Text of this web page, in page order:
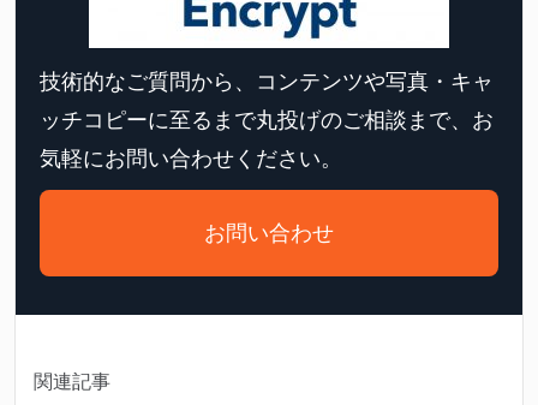
技術的なご質問から、コンテンツや写真・キャ
ッチコピーに至るまで丸投げのご相談まで、お
気軽にお問い合わせください。
お問い合わせ
関連記事